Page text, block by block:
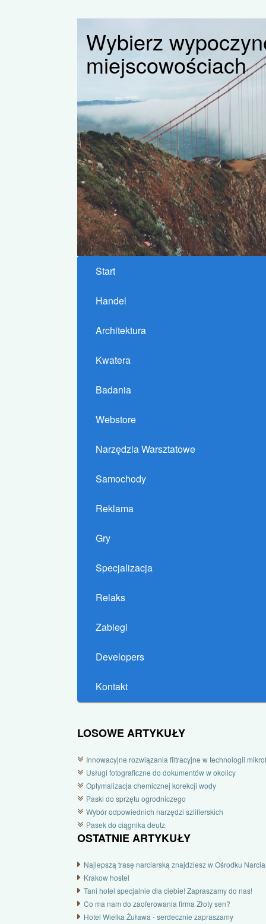
Wybierz
miejscowościach
Start
Handel
Architektura
Kwatera
Badania
Webstore
Narzędzia Warsztatowe
Samochody
Reklama
Gry
Specjalizacja
Relaks
Zabiegi
Developers
Kontakt
LOSOWE ARTYKUŁY
Innowacyjne rozwiązania filtracyjne w technologii
Usługi fotograficzne do dokumentów w okolicy
Optymalizacja chemicznej korekcji wody
Paski do sprzętu ogrodniczego
Wybór odpowiednich narzędzi szlifierskich
Pasek do ciągnika deutz
OSTATNIE ARTYKUŁY
Najlepszą trasę narciarską znajdziesz w Ośrodku
Krakow hostel
Tani hotel specjalnie dla ciebie! Zapraszamy do nas!
Co ma nam do zaoferowania firma Złoty sen?
Hotel Wielka Żuława - serdecznie zapraszamy